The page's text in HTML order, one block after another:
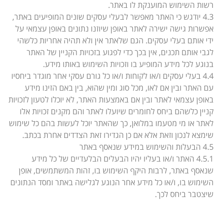
רשות השימוש המוענקת לו באתר.
4.3 יודגש כי האתר מאפשר לבעלי עסקים שונים המופיעים באתר,
אפשרות גישה ישירה לאתר באופן שיוזנו נתונים באופן עצמאי על
ידי אותם בעלי עסקים. הגם שלאתר אין ולא תהיה אחריות כלשהי
לגבי אותם תכנים, אין בכך כדי לפגוע בזכויות הקניין של האתר
בנוגע לכל מידע המופיע בו וזכויות השימוש באותו מידע.
4.4 בעלי עסקים ו/או לקוחות ו/או כל גורם עסקי אחר מוגדר ביחסיו
עם האתר ובין אם לאו, מכל סוג ומין שהוא, בין באם הזינו מידע
באופן עצמאי לאתר ובין אם באמצעות האתר, לא יוכלו לטעון לזכויות
קניין כלשהם ביחס לחומרים שיועלו לאתר והם מקנים זכויות אלו
לאתר או מי מטעמו במלואן, כך שהאתר יוכל לעשות בהם כל שימוש
שימצא לנכון וזאת אלא אם כן הגדירו זאת הצדדים אחרת בכתב.
4.5 הבעלות והשימוש במידע שנאסף באתר
4.5.1 האתר ו/או בעליו יהיו הבעלים הבלעדיים של כל מידע
שנאסף באתר, לרבות היקף השימוש בו, זהות המשתמשים, אופן
השימוש בו, ו/או כל מידע אחר הנוגע לגלישה באתר ומסד הנתונים
שיצטבר ביחס לכך.